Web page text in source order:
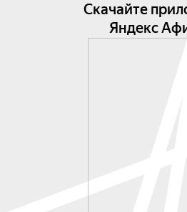
Скачайте
Яндекс